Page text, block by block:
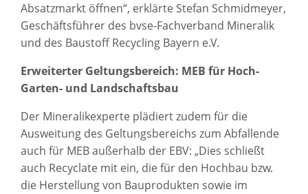
Absatzmarkt öffnen“, erklärte Stefan Schmidmeyer,
Geschäftsführer des bvse-Fachverband Mineralik
und des Baustoff Recycling Bayern e.V.
Erweiterter Geltungsbereich: MEB für Hoch-
Garten- und Landschaftsbau
Der Mineralikexperte plädiert zudem für die
Ausweitung des Geltungsbereichs zum Abfallende
auch für MEB außerhalb der EBV: „Dies schließt
auch Recyclate mit ein, die für den Hochbau bzw.
die Herstellung von Bauprodukten sowie im